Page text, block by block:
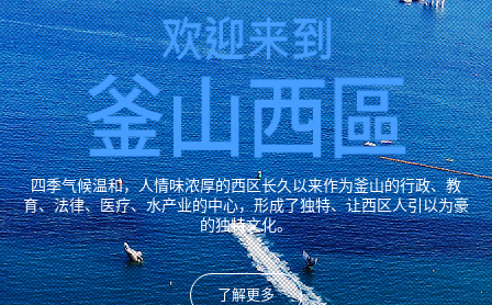
四季气候温和，人情味浓厚的西区长久以来作为釜山的行政、教
育、法律、医疗、水产业的中心，形成了独特、让西区人引以为豪
的独特文化。
了解更多